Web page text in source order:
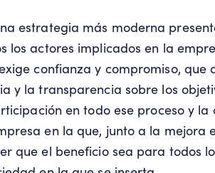
estrategia más moderna
los actores implicados en la
confianza y compromiso,
y la transparencia sobre los
en todo ese proceso y
en la que, junto a la
que el beneficio sea para todos